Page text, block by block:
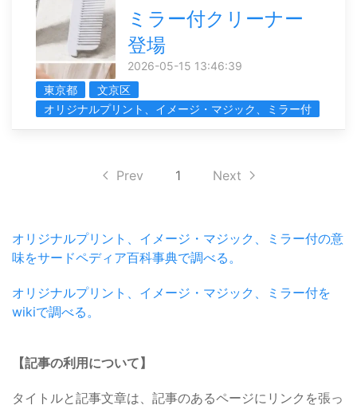
ミラー付クリーナー
登場
2026-05-15 13:46:39
東京都
文京区
オリジナルプリント、イメージ・マジック、ミラー付
Prev 1 Next
オリジナルプリント、イメージ・マジック、ミラー付の意
味をサードペディア百科事典で調べる。
オリジナルプリント、イメージ・マジック、ミラー付を
wikiで調べる。
【記事の利用について】
タイトルと記事文章は、記事のあるページにリンクを張っ